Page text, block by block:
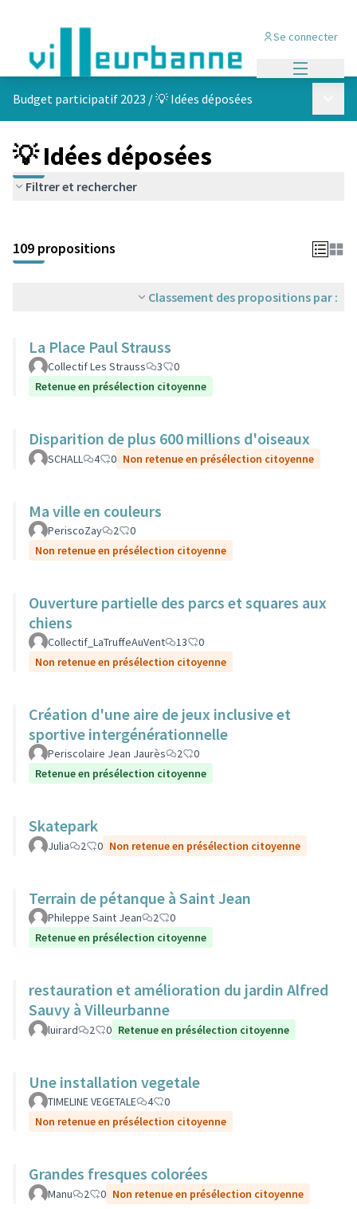
Se connecter
Budget participatif 2023 /💡 Idées déposées
💡 Idées déposées
Filtrer et rechercher
+
−
109 propositions
Classement des propositions par :
La Place Paul Strauss
Collectif Les Strauss 3
0
Retenue en présélection citoyenne
Disparition de plus 600 millions d'oiseaux
SCHALL 4 0 Non retenue en présélection citoyenne
Ma ville en couleurs
PeriscoZay 2
0
Non retenue en présélection citoyenne
Ouverture partielle des parcs et squares aux
chiens
Collectif_LaTruffeAuVent 13
0
Non retenue en présélection citoyenne
Création d'une aire de jeux inclusive et
sportive intergénérationnelle
Periscolaire Jean Jaurès 2
0
Retenue en présélection citoyenne
Skatepark
Julia 2 0 Non retenue en présélection citoyenne
Terrain de pétanque à Saint Jean
Phileppe Saint Jean 2
0
Retenue en présélection citoyenne
restauration et amélioration du jardin Alfred
Sauvy à Villeurbanne
luirard 2 0 Retenue en présélection citoyenne
Une installation vegetale
TIMELINE VEGETALE 4
0
Non retenue en présélection citoyenne
Grandes fresques colorées
Manu 2 0 Non retenue en présélection citoyenne